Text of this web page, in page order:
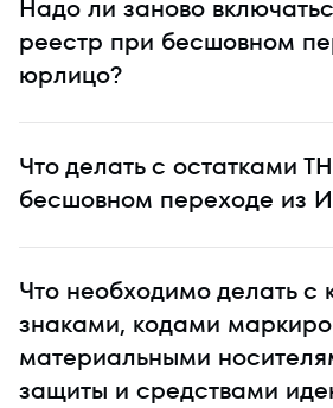
Надо ли заново
реестр при бесшовном
юрлицо?
Что делать с остатками
бесшовном переходе из
Что необходимо делать с
знаками, кодами
материальными
защиты и средствами